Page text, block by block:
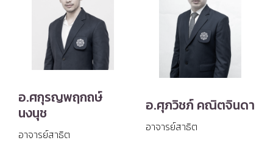
อ.ศกุรญพฤกถษ์
นงนุช
อาจารย์สาธิต
อ.ศุภวิชภ์ คณิตจินดา
อาจารย์สาธิต